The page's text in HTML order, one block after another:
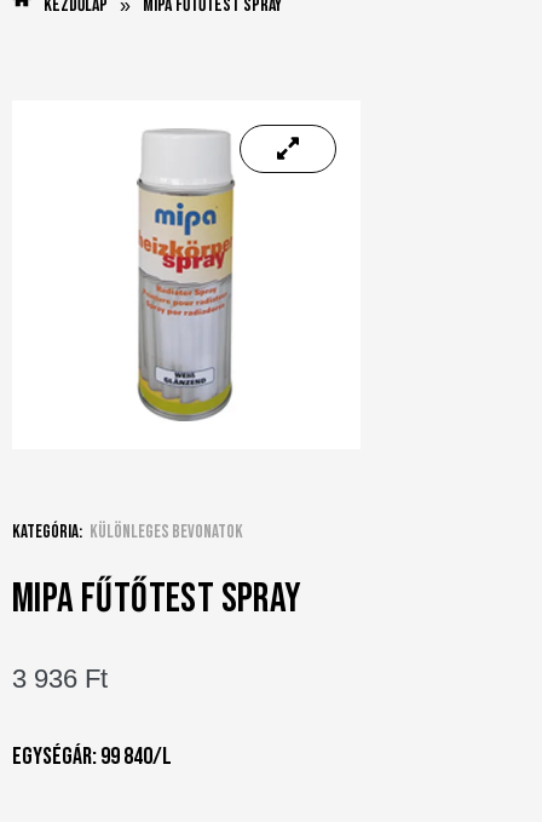
Kezdőlap » Mipa Fűtőtest Spray
Kategória: Különleges bevonatok
MIPA FŰTŐTEST SPRAY
3 936 Ft
Egységár: 99 840/l